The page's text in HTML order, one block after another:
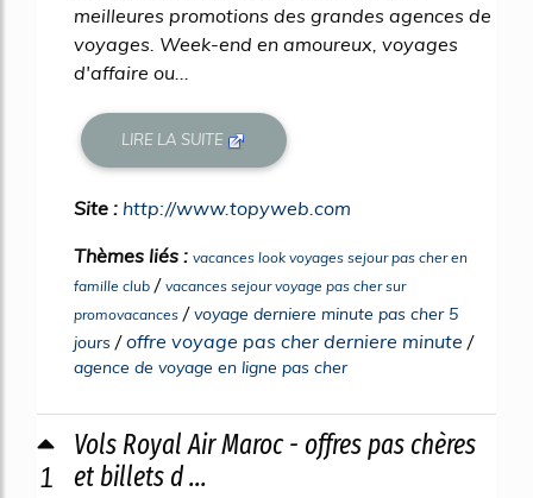
meilleures promotions des grandes agences de
voyages. Week-end en amoureux, voyages
d'affaire ou...
LIRE LA SUITE
Site : http://www.topyweb.com
Thèmes liés : vacances look voyages sejour pas cher en
famille club / vacances sejour voyage pas cher sur
promovacances /voyage derniere minute pas cher 5
jours /offre voyage pas cher derniere minute /
agence de voyage en ligne pas cher
1
Vols Royal Air Maroc - offres pas chères
et billets d ...